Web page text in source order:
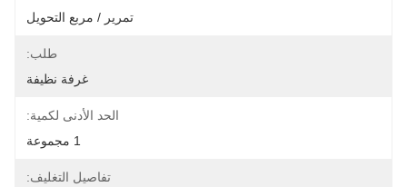
تمرير / مربع التحويل
طلب:
غرفة نظيفة
الحد الأدنى لكمية:
1 مجموعة
تفاصيل التغليف: